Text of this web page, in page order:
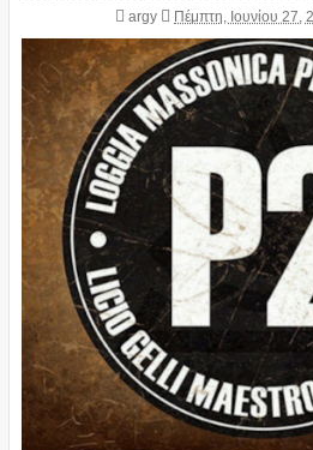
argy Πέμπτη, Ιουνίου 27,